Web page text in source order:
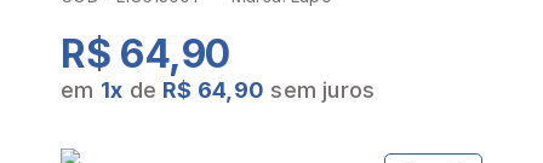
R$ 64,90
em 1x de R$ 64,90 sem juros